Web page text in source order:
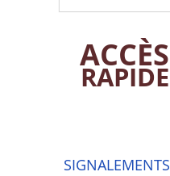
ACCÈS
RAPIDE
SIGNALEMENTS